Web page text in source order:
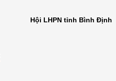
Hội LHPN tỉnh Bình Định